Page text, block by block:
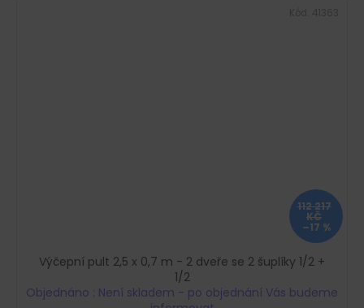
112 217
KČ
–17 %
Výčepní pult 2,5 x 0,7 m - 2 dveře se 2 šuplíky 1/2 +
1/2
Objednáno : Není skladem - po objednání Vás budeme